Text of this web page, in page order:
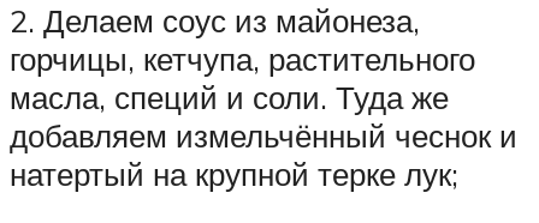
2. Делаем соус из майонеза,
горчицы, кетчупа, растительного
масла, специй и соли. Туда же
добавляем измельчённый чеснок и
натертый на крупной терке лук;